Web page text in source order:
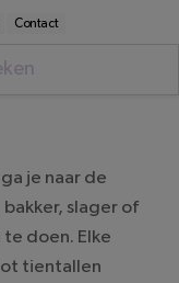
Contact
je naar de
slager of
doen. Elke
tientallen